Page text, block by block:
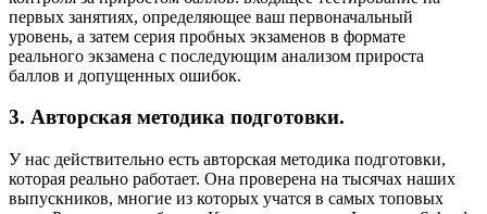
первых занятиях, определяющее ваш первоначальный
уровень, а затем серия пробных экзаменов в формате
реального экзамена с последующим анализом прироста
баллов и допущенных ошибок.
3. Авторская методика подготовки.
У нас действительно есть авторская методика подготовки,
которая реально работает. Она проверена на тысячах наших
выпускников, многие из которых учатся в самых топовых